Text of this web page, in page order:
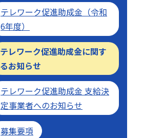
テレワーク促進助成金（令和
6年度）
テレワーク促進助成金に関す
るお知らせ
テレワーク促進助成金 支給決
定事業者へのお知らせ
募集要項